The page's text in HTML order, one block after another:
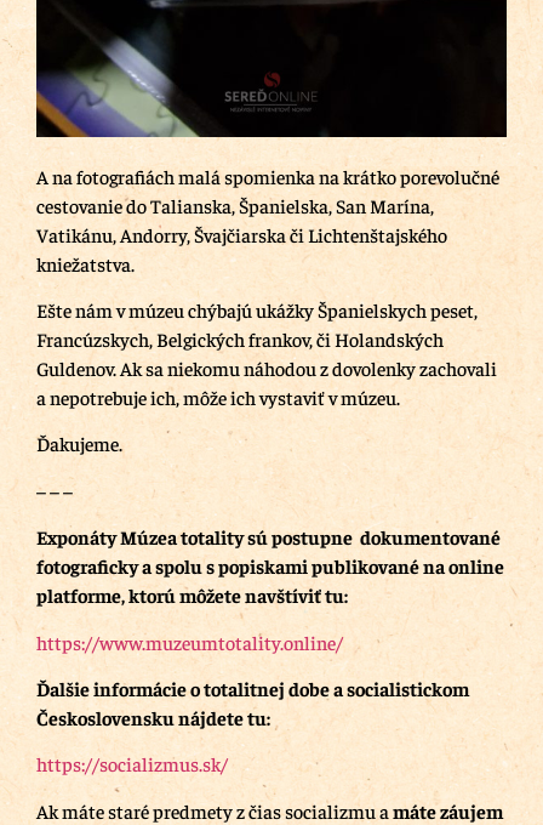
A na fotografiách malá spomienka na krátko porevolučné
cestovanie do Talianska, Španielska, San Marína,
Vatikánu, Andorry, Švajčiarska či Lichtenštajského
kniežatstva.
Ešte nám v múzeu chýbajú ukážky Španielskych peset,
Francúzskych, Belgických frankov, či Holandských
Guldenov. Ak sa niekomu náhodou z dovolenky zachovali
a nepotrebuje ich, môže ich vystaviť v múzeu.
Ďakujeme.
– – –
Exponáty Múzea totality sú postupne dokumentované
fotograficky a spolu s popiskami publikované na online
platforme, ktorú môžete navštíviť tu:
https://www.muzeumtotality.online/
Ďalšie informácie o totalitnej dobe a socialistickom
Československu nájdete tu:
https://socializmus.sk/
Ak máte staré predmety z čias socializmu a máte záujem